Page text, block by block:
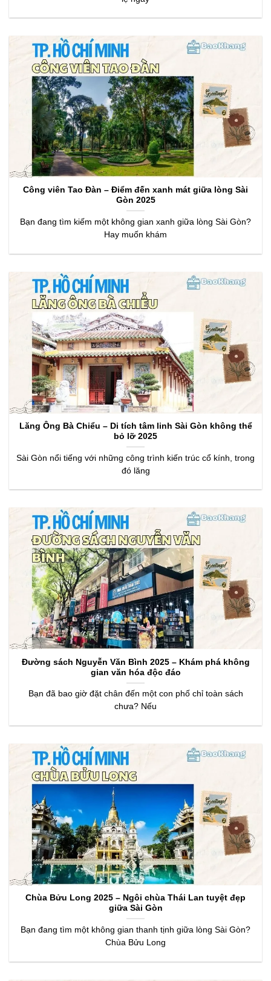
Công viên Tao Đàn – Điểm đến xanh mát giữa lòng Sài
Gòn 2025
Bạn đang tìm kiếm một không gian xanh giữa lòng Sài Gòn?
Hay muốn khám
Lăng Ông Bà Chiểu – Di tích tâm linh Sài Gòn không thể
bỏ lỡ 2025
Sài Gòn nổi tiếng với những công trình kiến trúc cổ kính, trong
đó lăng
Đường sách Nguyễn Văn Bình 2025 – Khám phá không
gian văn hóa độc đáo
Bạn đã bao giờ đặt chân đến một con phố chỉ toàn sách
chưa? Nếu
Chùa Bửu Long 2025 – Ngôi chùa Thái Lan tuyệt đẹp
giữa Sài Gòn
Bạn đang tìm một không gian thanh tịnh giữa lòng Sài Gòn?
Chùa Bửu Long